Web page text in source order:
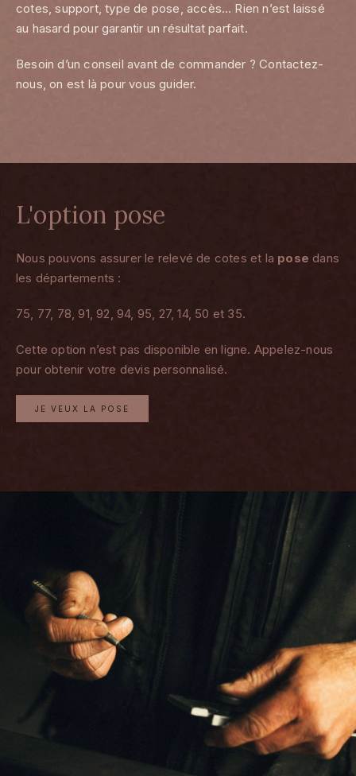
cotes, support, type de pose, accès… Rien n’est laissé
au hasard pour garantir un résultat parfait.
Besoin d’un conseil avant de commander ? Contactez-
nous, on est là pour vous guider.
L'option pose
Nous pouvons assurer le relevé de cotes et la pose dans
les départements :
75, 77, 78, 91, 92, 94, 95, 27, 14, 50 et 35.
Cette option n’est pas disponible en ligne. Appelez-nous
pour obtenir votre devis personnalisé.
JE VEUX LA POSE